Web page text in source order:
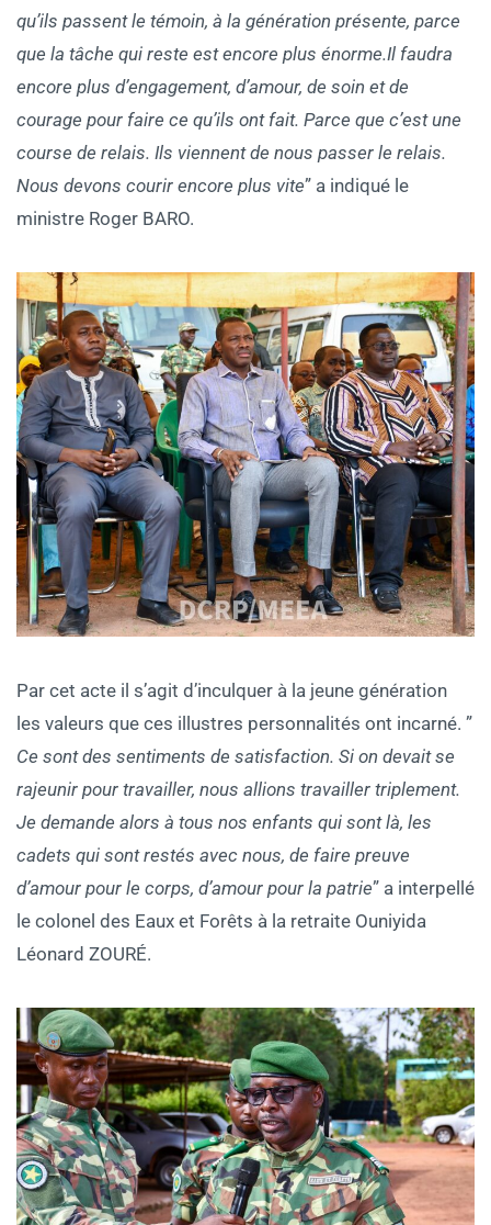
qu’ils passent le témoin, à la génération présente, parce
que la tâche qui reste est encore plus énorme.Il faudra
encore plus d’engagement, d’amour, de soin et de
courage pour faire ce qu’ils ont fait. Parce que c’est une
course de relais. Ils viennent de nous passer le relais.
Nous devons courir encore plus vite” a indiqué le
ministre Roger BARO.
Par cet acte il s’agit d’inculquer à la jeune génération
les valeurs que ces illustres personnalités ont incarné. ”
Ce sont des sentiments de satisfaction. Si on devait se
rajeunir pour travailler, nous allions travailler triplement.
Je demande alors à tous nos enfants qui sont là, les
cadets qui sont restés avec nous, de faire preuve
d’amour pour le corps, d’amour pour la patrie” a interpellé
le colonel des Eaux et Forêts à la retraite Ouniyida
Léonard ZOURÉ.